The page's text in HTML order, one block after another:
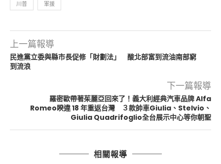
川普 軍援
上一篇報導
民進黨立委與縣市長促修「財劃法」 酸北部富到流油南部窮
到流浪
下一篇報導
羅密歐帶著茱麗亞回來了！義大利經典汽車品牌 Alfa
Romeo睽違 18 年重返台灣 ３款帥車Giulia、Stelvio、
Giulia Quadrifoglio全台展示中心等你朝聖
相關報導